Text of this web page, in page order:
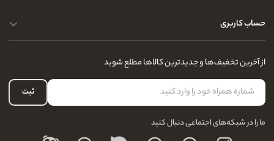
تماس با ما
سوالات متداول
آدرس فروشگاه
نحوه ارسال کالا
نحوه بازگشت کالا
درباره ما
حساب کاربری
لیست علاقه‌مندی
حساب کاربری
از آخرین تخفیف‌ها و جدیدترین کالاها مطلع شوید
ثبت
ما را در شبکه‌های اجتماعی دنبال کنید